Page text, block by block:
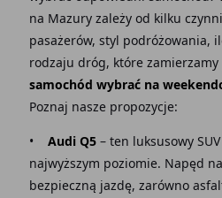
na Mazury zależy od kilku
pasażerów, styl podróżowania,
rodzaju dróg, które zamierzamy
samochód wybrać na
Poznaj nasze propozycje:
• Audi Q5– ten luksusowy
najwyższym poziomie. Napęd
bezpieczną jazdę, zarówno